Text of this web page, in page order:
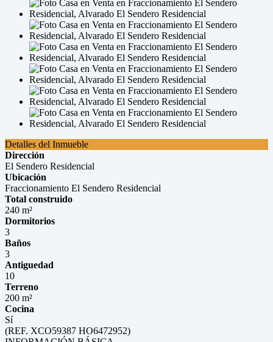
Detalles del Inmueble
Dirección
El Sendero Residencial
Ubicación
Fraccionamiento El Sendero Residencial
Total construido
240 m²
Dormitorios
3
Baños
3
Antiguedad
10
Terreno
200 m²
Cocina
Sí
(REF. XCO59387 HO6472952)